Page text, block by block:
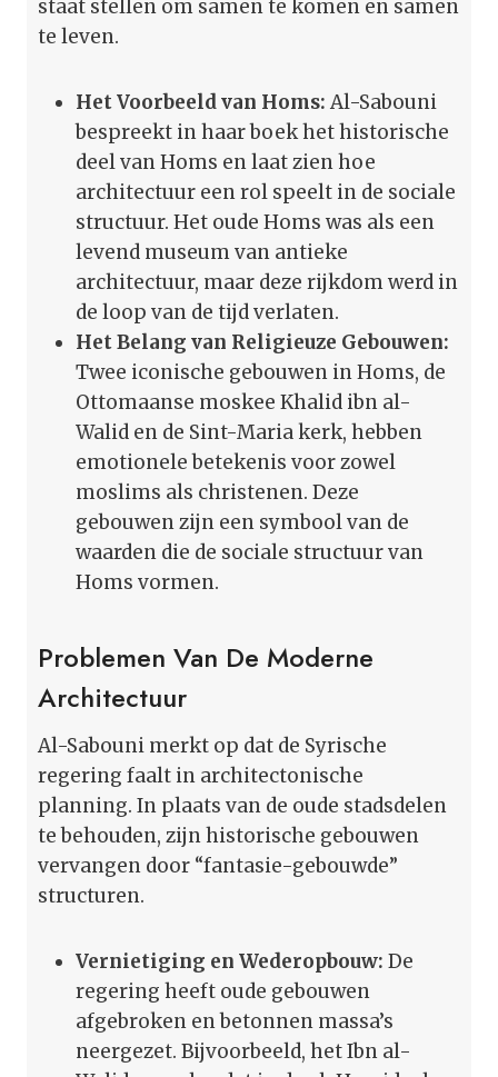
staat stellen om samen te komen en samen
te leven.
Het Voorbeeld van Homs: Al-Sabouni
bespreekt in haar boek het historische
deel van Homs en laat zien hoe
architectuur een rol speelt in de sociale
structuur. Het oude Homs was als een
levend museum van antieke
architectuur, maar deze rijkdom werd in
de loop van de tijd verlaten.
Het Belang van Religieuze Gebouwen:
Twee iconische gebouwen in Homs, de
Ottomaanse moskee Khalid ibn al-
Walid en de Sint-Maria kerk, hebben
emotionele betekenis voor zowel
moslims als christenen. Deze
gebouwen zijn een symbool van de
waarden die de sociale structuur van
Homs vormen.
Problemen Van De Moderne
Architectuur
Al-Sabouni merkt op dat de Syrische
regering faalt in architectonische
planning. In plaats van de oude stadsdelen
te behouden, zijn historische gebouwen
vervangen door “fantasie-gebouwde”
structuren.
Vernietiging en Wederopbouw: De
regering heeft oude gebouwen
afgebroken en betonnen massa’s
neergezet. Bijvoorbeeld, het Ibn al-